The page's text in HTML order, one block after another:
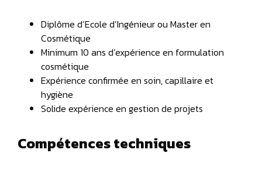
Diplôme d’Ecole d’Ingénieur ou Master en
Cosmétique
Minimum 10 ans d’expérience en formulation
cosmétique
Expérience confirmée en soin, capillaire et
hygiène
Solide expérience en gestion de projets
Compétences techniques